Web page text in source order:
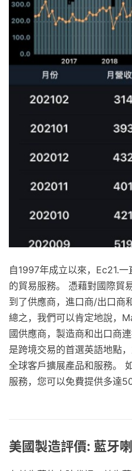
自1997年成立以來，Ec21.
的貿易服務。 憑藉對國際貿
到了供應商，進口商/出口商
總之，我們可以肯定地說，
國供應商，製造商和出口商
是跨境交易的首選英語地點
全球客戶擴展產品和服務。
服務，您可以免費提供多達
美國製造評價: 藍牙